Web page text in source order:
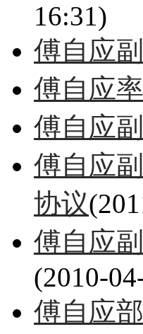
16:31)
傅自应
傅自应
傅自应
傅自应
协议
傅自应
(2010-
傅自应